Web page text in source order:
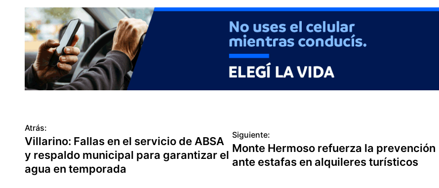
N
v
Atrás:
Villarino: Fallas en el servicio de ABSA
y respaldo municipal para garantizar el
agua en temporada
Siguiente:
Monte Hermoso refuerza la prevención
ante estafas en alquileres turísticos